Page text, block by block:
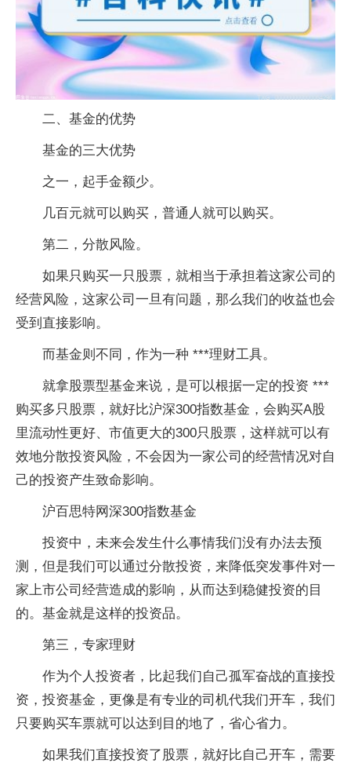
二、基金的优势
基金的三大优势
之一，起手金额少。
几百元就可以购买，普通人就可以购买。
第二，分散风险。
如果只购买一只股票，就相当于承担着这家公司的
经营风险，这家公司一旦有问题，那么我们的收益也会
受到直接影响。
而基金则不同，作为一种 ***理财工具。
就拿股票型基金来说，是可以根据一定的投资 ***
购买多只股票，就好比沪深300指数基金，会购买A股
里流动性更好、市值更大的300只股票，这样就可以有
效地分散投资风险，不会因为一家公司的经营情况对自
己的投资产生致命影响。
沪百思特网深300指数基金
投资中，未来会发生什么事情我们没有办法去预
测，但是我们可以通过分散投资，来降低突发事件对一
家上市公司经营造成的影响，从而达到稳健投资的目
的。基金就是这样的投资品。
第三，专家理财
作为个人投资者，比起我们自己孤军奋战的直接投
资，投资基金，更像是有专业的司机代我们开车，我们
只要购买车票就可以达到目的地了，省心省力。
如果我们直接投资了股票，就好比自己开车，需要